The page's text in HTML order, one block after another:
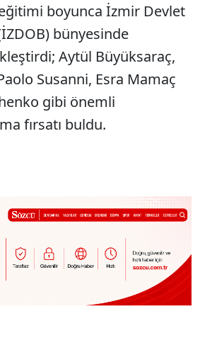
boyunca İzmir Devlet
bünyesinde
Aytül Büyüksaraç,
Susanni, Esra Mamaç
gibi önemli
fırsatı buldu.